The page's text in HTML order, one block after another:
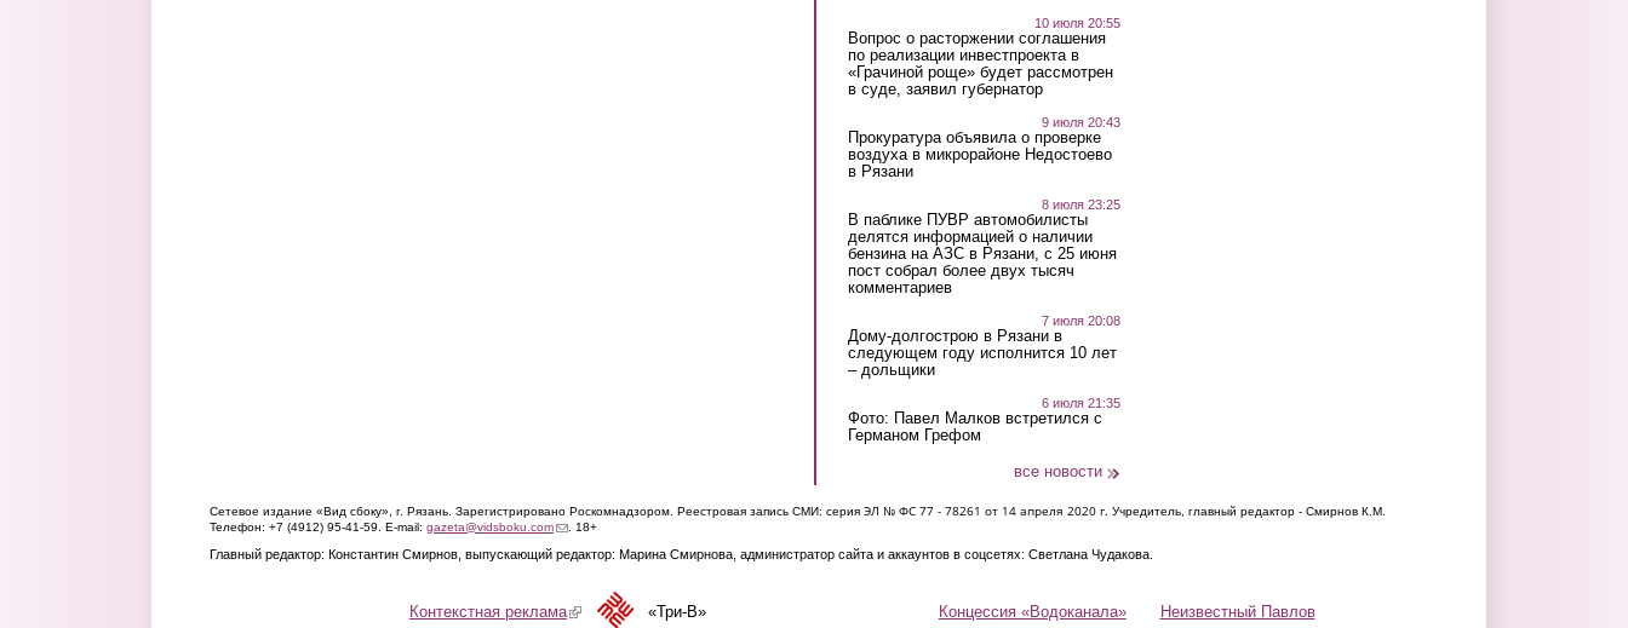
10 июля 20:55
Вопрос о расторжении соглашения
по реализации инвестпроекта в
«Грачиной роще» будет рассмотрен
в суде, заявил губернатор
9 июля 20:43
Прокуратура объявила о проверке
воздуха в микрорайоне Недостоево
в Рязани
8 июля 23:25
В паблике ПУВР автомобилисты
делятся информацией о наличии
бензина на АЗС в Рязани, с 25 июня
пост собрал более двух тысяч
комментариев
7 июля 20:08
Дому-долгострою в Рязани в
следующем году исполнится 10 лет
– дольщики
6 июля 21:35
Фото: Павел Малков встретился с
Германом Грефом
все новости
Сетевое издание «Вид сбоку», г. Рязань. Зарегистрировано Роскомнадзором. Реестровая запись СМИ: серия ЭЛ № ФС 77 - 78261 от 14 апреля 2020 г. Учредитель, главный редактор - Смирнов К.М.
Телефон: +7 (4912) 95-41-59. E-mail: gazeta@vidsboku.com(link sends e-mail)
. 18+
Главный редактор: Константин Смирнов, выпускающий редактор: Марина Смирнова, администратор сайта и аккаунтов в соцсетях: Светлана Чудакова.
Концессия «Водоканала» Неизвестный Павлов
Контекстная реклама(link is external)«Три-В»